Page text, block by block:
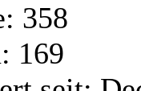
358
169